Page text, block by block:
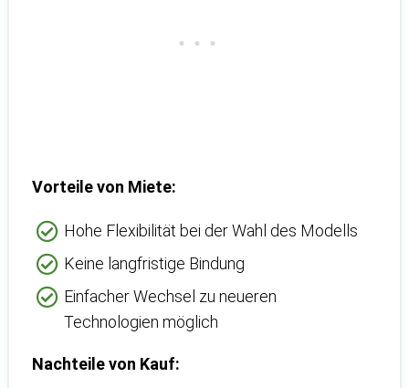
Vorteile von Miete:
Hohe Flexibilität bei der Wahl des Modells
Keine langfristige Bindung
Einfacher Wechsel zu neueren
Technologien möglich
Nachteile von Kauf: